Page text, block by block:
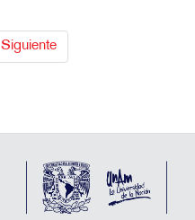
Siguiente